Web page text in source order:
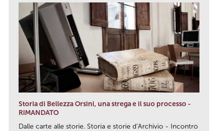
Storia di Bellezza Orsini, una strega e il suo processo -
RIMANDATO
Dalle carte alle storie. Storia e storie d’Archivio - Incontro